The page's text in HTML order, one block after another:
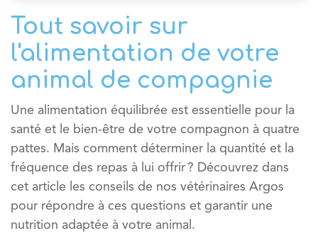
Tout savoir sur
l'alimentation de votre
animal de compagnie
Une alimentation équilibrée est essentielle pour la
santé et le bien-être de votre compagnon à quatre
pattes. Mais comment déterminer la quantité et la
fréquence des repas à lui offrir ? Découvrez dans
cet article les conseils de nos vétérinaires Argos
pour répondre à ces questions et garantir une
nutrition adaptée à votre animal.